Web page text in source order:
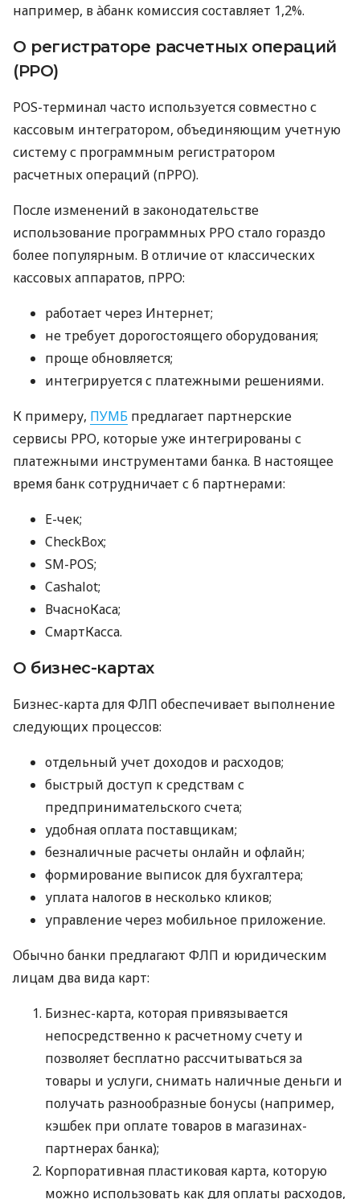
например, в àбанк комиссия составляет 1,2%.
О регистраторе расчетных операций
(РРО)
POS-терминал часто используется совместно с
кассовым интегратором, объединяющим учетную
систему с программным регистратором
расчетных операций (пРРО).
После изменений в законодательстве
использование программных РРО стало гораздо
более популярным. В отличие от классических
кассовых аппаратов, пРРО:
работает через Интернет;
не требует дорогостоящего оборудования;
проще обновляется;
интегрируется с платежными решениями.
К примеру, ПУМБ предлагает партнерские
сервисы РРО, которые уже интегрированы с
платежными инструментами банка. В настоящее
время банк сотрудничает с 6 партнерами:
E-чек;
CheckBox;
SM-POS;
Cashalot;
ВчасноКаса;
СмартКасса.
О бизнес-картах
Бизнес-карта для ФЛП обеспечивает выполнение
следующих процессов:
отдельный учет доходов и расходов;
быстрый доступ к средствам с
предпринимательского счета;
удобная оплата поставщикам;
безналичные расчеты онлайн и офлайн;
формирование выписок для бухгалтера;
уплата налогов в несколько кликов;
управление через мобильное приложение.
Обычно банки предлагают ФЛП и юридическим
лицам два вида карт:
Бизнес-карта, которая привязывается
непосредственно к расчетному счету и
позволяет бесплатно рассчитываться за
товары и услуги, снимать наличные деньги и
получать разнообразные бонусы (например,
кэшбек при оплате товаров в магазинах-
партнерах банка);
Корпоративная пластиковая карта, которую
можно использовать как для оплаты расходов,